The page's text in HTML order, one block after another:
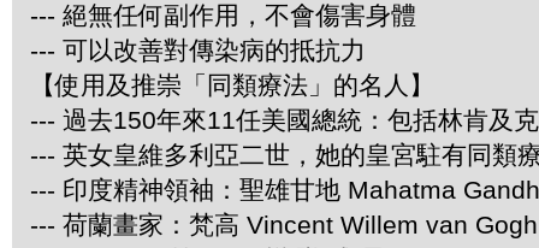
--- 絕無任何副作用，不會傷害身體
--- 可以改善對傳染病的抵抗力
【使用及推崇「同類療法」的名人】
--- 過去150年來11任美國總統：包括林肯及
--- 英女皇維多利亞二世，她的皇宮駐有同類
--- 印度精神領袖：聖雄甘地 Mahatma
--- 荷蘭畫家：梵高 Vincent Willem van Gogh